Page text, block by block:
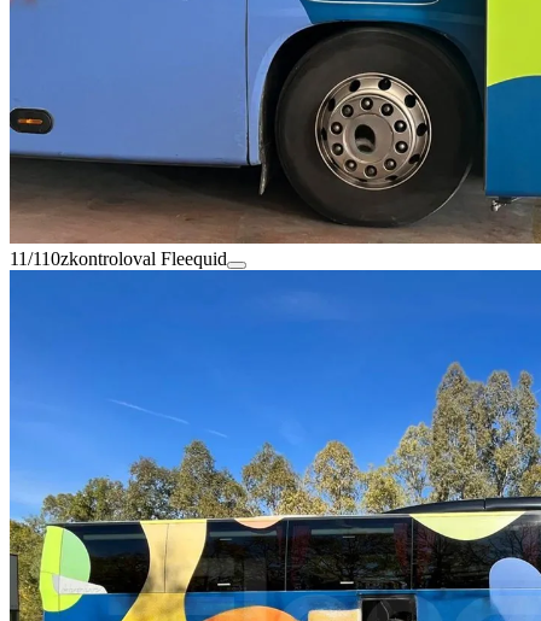
11/110zkontroloval Fleequid